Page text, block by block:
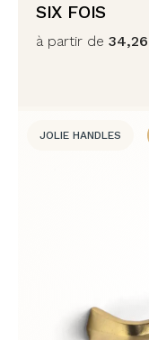
SIX FOIS
à partir de 34,26
JOLIE HANDLES